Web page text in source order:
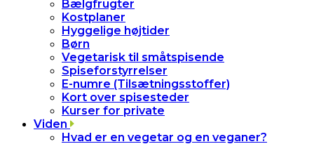
Bælgfrugter
Kostplaner
Hyggelige højtider
Børn
Vegetarisk til småtspisende
Spiseforstyrrelser
E-numre (Tilsætningsstoffer)
Kort over spisesteder
Kurser for private
Viden
Hvad er en vegetar og en veganer?